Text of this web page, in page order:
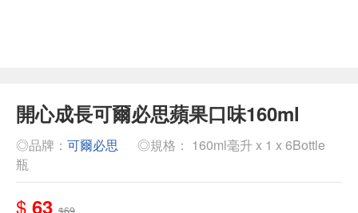
開心成長可爾必思蘋果口味160ml
◎品牌： 可爾必思
◎規格： 160ml毫升 x 1 x 6Bottle
瓶
$ 63 $69